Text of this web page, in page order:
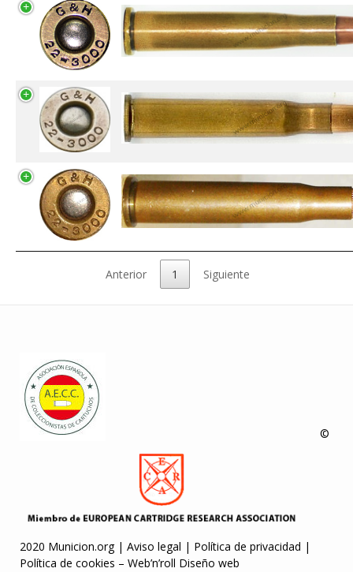
Anterior 1 Siguiente
©
2020 Municion.org | Aviso legal | Política de privacidad |
Política de cookies – Web’n’roll Diseño web